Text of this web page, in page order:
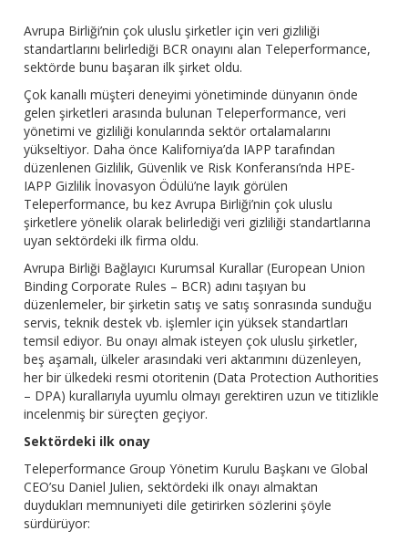
Avrupa Birliği’nin çok uluslu şirketler için veri gizliliği
standartlarını belirlediği BCR onayını alan Teleperformance,
sektörde bunu başaran ilk şirket oldu.
Çok kanallı müşteri deneyimi yönetiminde dünyanın önde
gelen şirketleri arasında bulunan Teleperformance, veri
yönetimi ve gizliliği konularında sektör ortalamalarını
yükseltiyor. Daha önce Kaliforniya’da IAPP tarafından
düzenlenen Gizlilik, Güvenlik ve Risk Konferansı’nda HPE-
IAPP Gizlilik İnovasyon Ödülü’ne layık görülen
Teleperformance, bu kez Avrupa Birliği’nin çok uluslu
şirketlere yönelik olarak belirlediği veri gizliliği standartlarına
uyan sektördeki ilk firma oldu.
Avrupa Birliği Bağlayıcı Kurumsal Kurallar (European Union
Binding Corporate Rules – BCR) adını taşıyan bu
düzenlemeler, bir şirketin satış ve satış sonrasında sunduğu
servis, teknik destek vb. işlemler için yüksek standartları
temsil ediyor. Bu onayı almak isteyen çok uluslu şirketler,
beş aşamalı, ülkeler arasındaki veri aktarımını düzenleyen,
her bir ülkedeki resmi otoritenin (Data Protection Authorities
– DPA) kurallarıyla uyumlu olmayı gerektiren uzun ve titizlikle
incelenmiş bir süreçten geçiyor.
Sektördeki ilk onay
Teleperformance Group Yönetim Kurulu Başkanı ve Global
CEO’su Daniel Julien, sektördeki ilk onayı almaktan
duydukları memnuniyeti dile getirirken sözlerini şöyle
sürdürüyor: